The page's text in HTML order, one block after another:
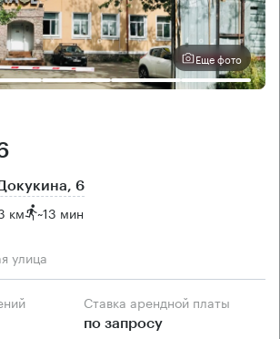
Еще фото
6
км ~13 мин
улица
Ставка арендной платы
по запросу